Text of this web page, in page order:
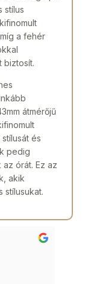
stílus
a fehér
biztosít.
átmérőjű
és
pedig
órát. Ez az
akik
stílusukat.